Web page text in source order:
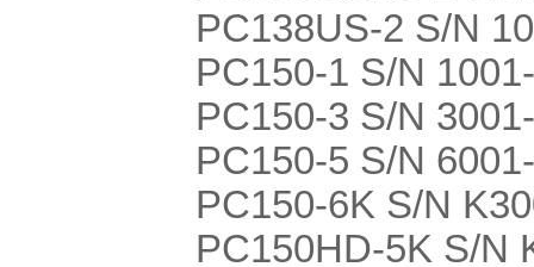
PC138US-2 S/N
PC150-1 S/N
PC150-3 S/N
PC150-5 S/N
PC150-6K S/N
PC150HD-5K S/N